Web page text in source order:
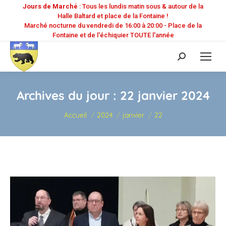
Jours de Marché : Tous les lundis matin sous & autour de la
Halle Baltard et place de la Fontaine !
Marché nocturne du vendredi de 16:00 à 20:00 - Place de la
Fontaine et de l'échiquier TOUTE l'année
Recherche
:
Archives du jour : 22 janvier 2024
Vous êtes ici :
Accueil 2024 janvier 22